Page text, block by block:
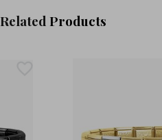
Related Products